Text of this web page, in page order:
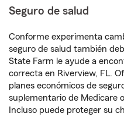
Seguro de salud
Conforme experimenta
seguro de salud también
State Farm le ayude a
correcta en Riverview, FL.
planes económicos de
suplementario de Medicare
Incluso puede proteger su